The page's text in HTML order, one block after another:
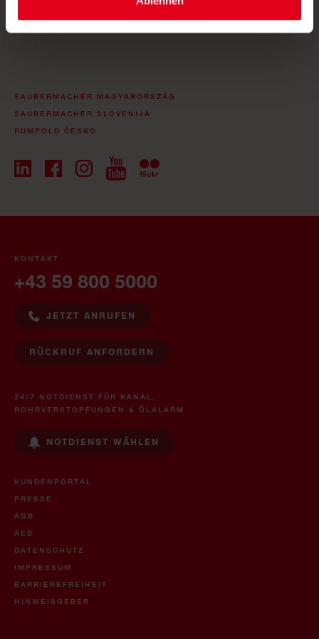
SAUBERMACHER MAGYARORSZÁG
SAUBERMACHER SLOVENIJA
RUMPOLD ČESKO
KONTAKT
+43 59 800 5000
JETZT ANRUFEN
RÜCKRUF ANFORDERN
24/7 NOTDIENST FÜR KANAL,
ROHRVERSTOPFUNGEN & ÖLALARM
NOTDIENST WÄHLEN
KUNDENPORTAL
PRESSE
AGB
AEB
DATENSCHUTZ
IMPRESSUM
BARRIEREFREIHEIT
HINWEISGEBER